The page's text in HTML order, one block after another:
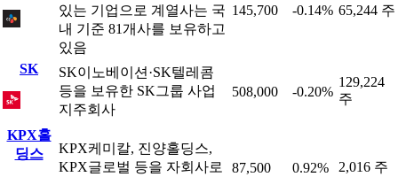
있는 기업으로 계열사는 국
내 기준 81개사를 보유하고
있음
145,700 -0.14% 65,244 주
SK
SK이노베이션·SK텔레콤
등을 보유한 SK그룹 사업
지주회사
508,000 -0.20%
129,224
주
KPX홀
딩스
KPX케미칼, 진양홀딩스,
KPX글로벌 등을 자회사로
87,500 0.92% 2,016 주